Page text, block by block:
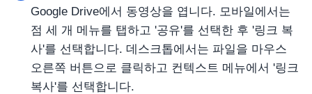
Google Drive에서 동영상을 엽니다. 모바일에서는
점 세 개 메뉴를 탭하고 '공유'를 선택한 후 '링크 복
사'를 선택합니다. 데스크톱에서는 파일을 마우스
오른쪽 버튼으로 클릭하고 컨텍스트 메뉴에서 '링크
복사'를 선택합니다.